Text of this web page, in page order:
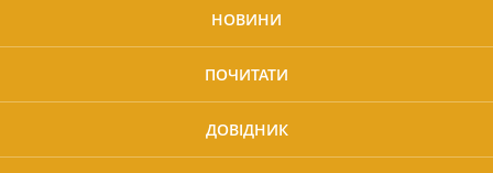
НОВИНИ
ПОЧИТАТИ
ДОВІДНИК